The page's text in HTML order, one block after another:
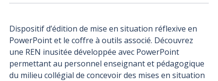
Dispositif d’édition de mise en situation réflexive en
PowerPoint et le coffre à outils associé. Découvrez
une REN inusitée développée avec PowerPoint
permettant au personnel enseignant et pédagogique
du milieu collégial de concevoir des mises en situation